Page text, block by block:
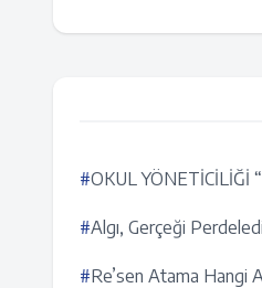
#OKUL YÖNETİCİLİĞİ
#Algı, Gerçeği
#Re’sen Atama Hangi